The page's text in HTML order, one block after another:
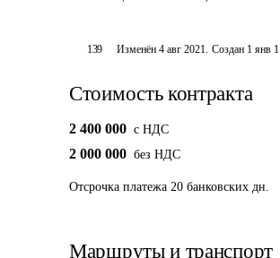
139 Изменён4 авг 2021. Создан 1 янв 1
Стоимость контракта
2 400 000 c НДС
2 000 000 без НДС
Отсрочка платежа 20 банковских дн.
Маршруты и транспорт